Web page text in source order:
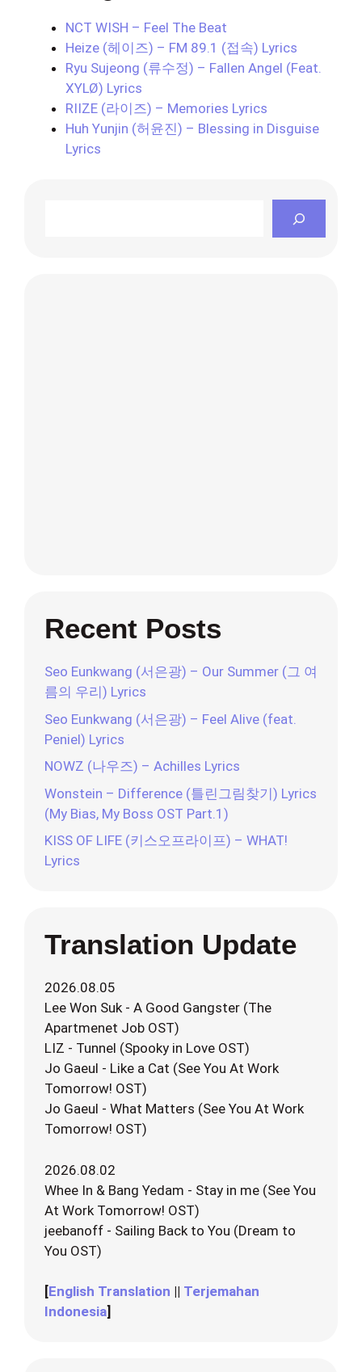
NCT WISH – Feel The Beat
Heize (헤이즈) – FM 89.1 (접속) Lyrics
Ryu Sujeong (류수정) – Fallen Angel (Feat.
XYLØ) Lyrics
RIIZE (라이즈) – Memories Lyrics
Huh Yunjin (허윤진) – Blessing in Disguise
Lyrics
Recent Posts
Seo Eunkwang (서은광) – Our Summer (그 여
름의 우리) Lyrics
Seo Eunkwang (서은광) – Feel Alive (feat.
Peniel) Lyrics
NOWZ (나우즈) – Achilles Lyrics
Wonstein – Difference (틀린그림찾기) Lyrics
(My Bias, My Boss OST Part.1)
KISS OF LIFE (키스오프라이프) – WHAT!
Lyrics
Translation Update
2026.08.05
Lee Won Suk - A Good Gangster (The
Apartmenet Job OST)
LIZ - Tunnel (Spooky in Love OST)
Jo Gaeul - Like a Cat (See You At Work
Tomorrow! OST)
Jo Gaeul - What Matters (See You At Work
Tomorrow! OST)
2026.08.02
Whee In & Bang Yedam - Stay in me (See You
At Work Tomorrow! OST)
jeebanoff - Sailing Back to You (Dream to
You OST)
[English Translation || Terjemahan
Indonesia]